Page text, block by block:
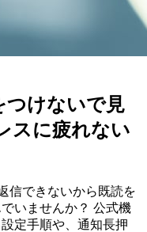
つけないで見
スに疲れない
信できないから既読を
いませんか？ 公式機
定手順や、通知長押